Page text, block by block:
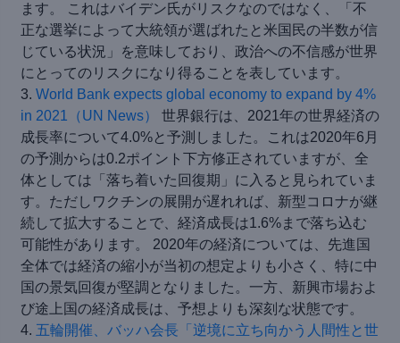
ます。 これはバイデン氏がリスクなのではなく、「不
正な選挙によって大統領が選ばれたと米国民の半数が信
じている状況」を意味しており、政治への不信感が世界
にとってのリスクになり得ることを表しています。
3. World Bank expects global economy to expand by 4%
in 2021（UN News）
世界銀行は、2021年の世界経済の
成長率について4.0%と予測しました。これは2020年6月
の予測からは0.2ポイント下方修正されていますが、全
体としては「落ち着いた回復期」に入ると見られていま
す。ただしワクチンの展開が遅れれば、新型コロナが継
続して拡大することで、経済成長は1.6%まで落ち込む
可能性があります。 2020年の経済については、先進国
全体では経済の縮小が当初の想定よりも小さく、特に中
国の景気回復が堅調となりました。一方、新興市場およ
び途上国の経済成長は、予想よりも深刻な状態です。
4. 五輪開催、バッハ会長「逆境に立ち向かう人間性と世